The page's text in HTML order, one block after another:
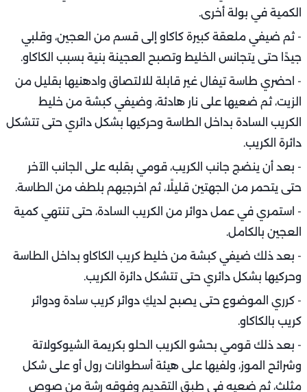
الكمية في بولة أخرى.
- ثم ضيفي ملعقة كبيرة كاكاو إلى قسم من العجين، وقلبي
جيدًا حتى يتجانس الخليط وتصبح العجينة بنية بسبب الكاكاو.
- احضري طاسة تيفال غير قابلة للالتصاق وادهنيها بقليل من
الزيت، ثم ضعيها على نار هادئة، وضيفي كبشة من خليط
الكريب السادة بداخل الطاسة وحركيها بشكل دائري حتى تتشكل
دائرة الكريب.
- بعد أن ينضج جانب الكريب، قومي بقلبه على الجانب الآخر
حتى يتحمر من الجهتين قليلًا، ثم اخرجيهم بلطف من الطاسة.
- استمري في عمل دوائر من الكريب السادة، حتى تنتهي كمية
العجين بالكامل.
- بعد ذلك ضيفي كبشة من خليط كريب الكاكاو بداخل الطاسة
وحركيها بشكل دائري حتى تتشكل دائرة الكريب.
- كرري الموضوع حتى يصبح لديكِ دوائر كريب سادة ودوائر
كريب بالكاكاو.
- بعد ذلك قومي بحشو الكريب الحلو بكريمة الشيوكولاتة
وشرائح الموز، ولفيها على هيئة أسطوانات رول أو على شكل
مثلث، ثم ضعيه في طبق التقديم وفوقه رشة من صوص